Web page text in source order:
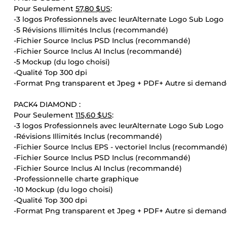
Pour Seulement 57,80 $US:
-3 logos Professionnels avec leurAlternate Logo Sub Logo
-5 Révisions Illimités Inclus (recommandé)
-Fichier Source Inclus PSD Inclus (recommandé)
-Fichier Source Inclus AI Inclus (recommandé)
-5 Mockup (du logo choisi)
-Qualité Top 300 dpi
-Format Png transparent et Jpeg + PDF+ Autre si
PACK4 DIAMOND :
Pour Seulement 115,60 $US:
-3 logos Professionnels avec leurAlternate Logo Sub Logo
-Révisions Illimités Inclus (recommandé)
-Fichier Source Inclus EPS - vectoriel Inclus (recommandé)
-Fichier Source Inclus PSD Inclus (recommandé)
-Fichier Source Inclus AI Inclus (recommandé)
-Professionnelle charte graphique
-10 Mockup (du logo choisi)
-Qualité Top 300 dpi
-Format Png transparent et Jpeg + PDF+ Autre si